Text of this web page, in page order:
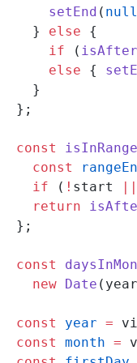
      setEnd
( null
    }
else {
      if
( isAfter
      else
{
    }
  };
  const
isInRange
    const
    if
( ! start
    return
  };
  const
    new
Date
  const
year =
  const
month =